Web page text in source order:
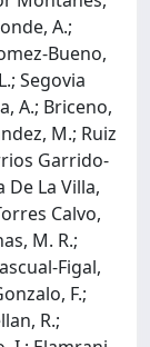
A.;
Bueno,
Segovia
A.; Briceno,
M.; Ruiz
Garrido-
De La Villa,
Calvo,
M. R.;
Figal,
F.;
R.;